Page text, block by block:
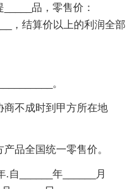
品，零售价：
，结算价以上的利润全部
。
商不成时到甲方所在地
品全国统一零售价。
自______年______月